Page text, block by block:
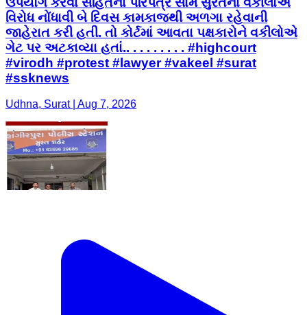
વિરોધ નોંધાવી બે દિવસ કામકાજથી અળગા રહેવાની
જાહેરાત કરી હતી. તો કોર્ટમાં આવતા પક્ષકારોને વકીલોએ
ગેટ પર અટકાવ્યા હતાં.. . . . . . . . . #highcourt
#virodh #protest #lawyer #vakeel #surat
#ssknews
Udhna, Surat | Aug 7, 2026